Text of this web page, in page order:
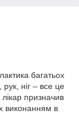
багатьох
рук, ніг – все це
призначив
виконанням в